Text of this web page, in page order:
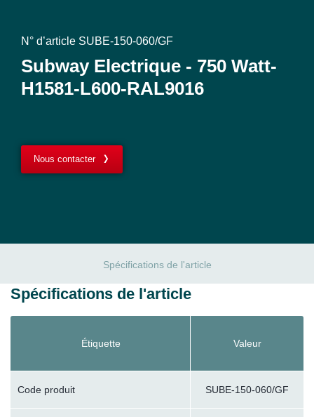
N° d’article SUBE-150-060/GF
Subway Electrique - 750 Watt-
H1581-L600-RAL9016
Nous contacter
Spécifications de l'article
Spécifications de l'article
Étiquette Valeur
Code produit SUBE-150-060/GF